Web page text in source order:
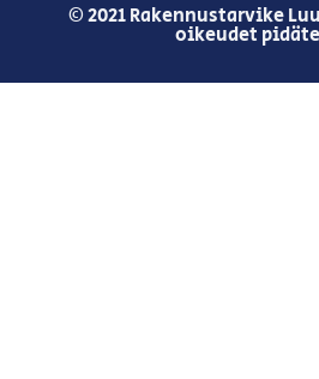
© 2021 Rakennustarvike
oikeudet